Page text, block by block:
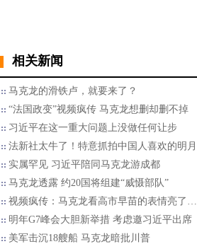
相关新闻
马克龙的滑铁卢，就要来了？
“法国政变”视频疯传 马克龙想删却删不掉
习近平在这一重大问题上没做任何让步
法新社太牛了！特意抓拍中国人喜欢的明月
实属罕见 习近平陪同马克龙游成都
马克龙透露 约20国将组建“威慑部队”
视频疯传：马克龙看高市早苗的表情亮了…
明年G7峰会大胆新举措 考虑邀习近平出席
美军击沉18艘船 马克龙暗批川普